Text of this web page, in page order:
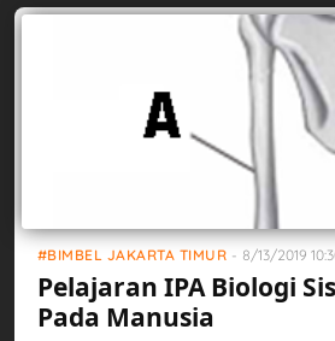
BIMBEL JAKARTA TIMUR - 8/13/2019
Pelajaran IPA Biologi
Pada Manusia